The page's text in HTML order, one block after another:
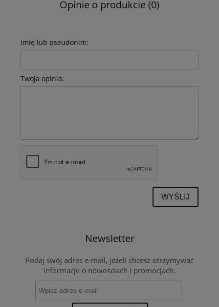
Opinie o produkcie (0)
Imię lub pseudonim:
Twoja opinia:
WYŚLIJ
Newsletter
Podaj swój adres e-mail, jeżeli chcesz otrzymywać
informacje o nowościach i promocjach.